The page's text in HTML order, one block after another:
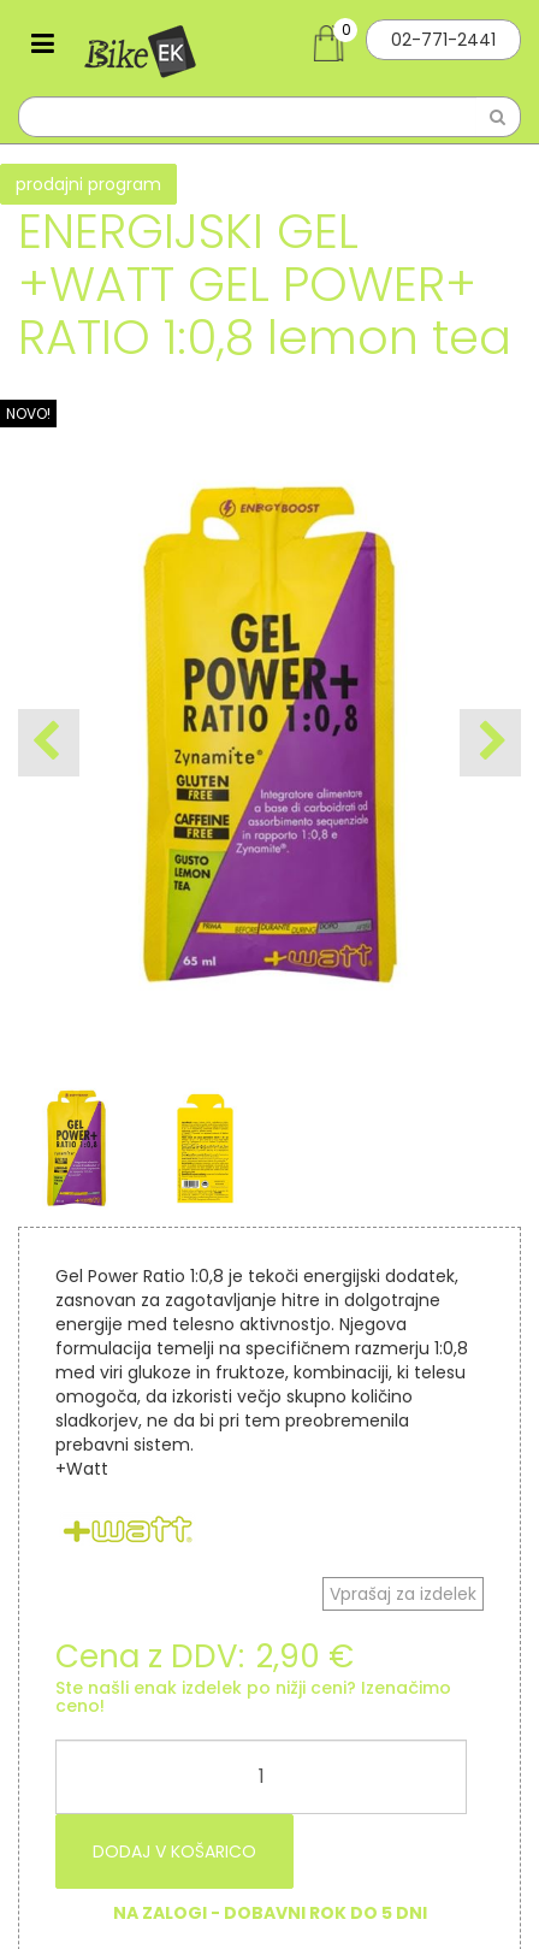
02-771-2441
0
prodajni program
ENERGIJSKI GEL
+WATT GEL POWER+
RATIO 1:0,8 lemon tea
NOVO!
Gel Power Ratio 1:0,8 je tekoči energijski dodatek,
zasnovan za zagotavljanje hitre in dolgotrajne
energije med telesno aktivnostjo. Njegova
formulacija temelji na specifičnem razmerju 1:0,8
med viri glukoze in fruktoze, kombinaciji, ki telesu
omogoča, da izkoristi večjo skupno količino
sladkorjev, ne da bi pri tem preobremenila
prebavni sistem.
+Watt
Vprašaj za izdelek
Cena z DDV: 2,90 €
Ste našli enak izdelek po nižji ceni? Izenačimo
ceno!
DODAJ V KOŠARICO
NA ZALOGI - DOBAVNI ROK DO 5 DNI